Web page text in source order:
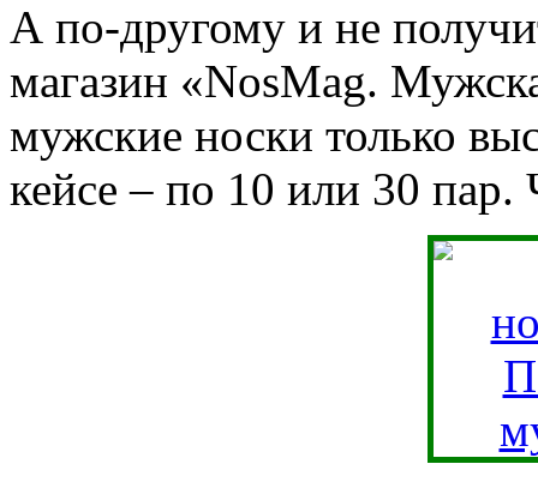
А по-другому и не
магазин «NosMag.
мужские носки только
кейсе – по 10 или 30 пар.